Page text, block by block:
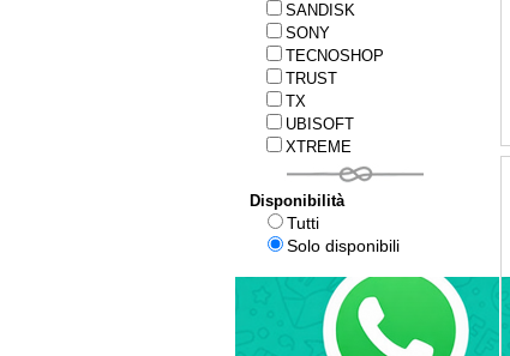
SANDISK
SONY
TECNOSHOP
TRUST
TX
UBISOFT
XTREME
Disponibilità
Tutti
Solo disponibili